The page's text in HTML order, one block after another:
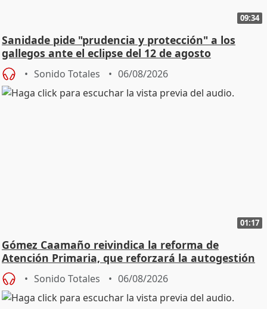
09:34
Sanidade pide "prudencia y protección" a los
gallegos ante el eclipse del 12 de agosto
Sonido Totales 06/08/2026
01:17
Gómez Caamaño reivindica la reforma de
Atención Primaria, que reforzará la autogestión
Sonido Totales 06/08/2026